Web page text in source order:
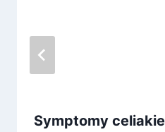
Symptomy